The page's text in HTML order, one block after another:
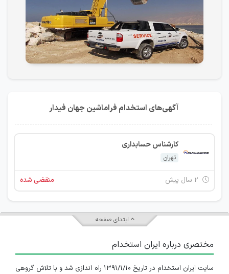
آگهی‌های استخدام فراماشین جهان فیدار
کارشناس حسابداری
تهران
منقضی شده
ابتدای صفحه
مختصری درباره ایران استخدام
سایت ایران استخدام در تاریخ ۱۳۹۱/۱/۱۰ راه اندازی شد و با تلاش گروهی